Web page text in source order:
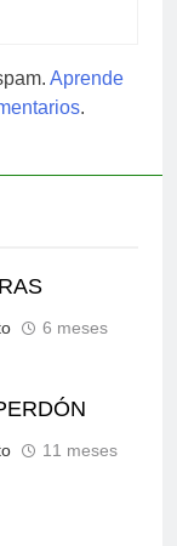
Aprende
.
6 meses
11 meses